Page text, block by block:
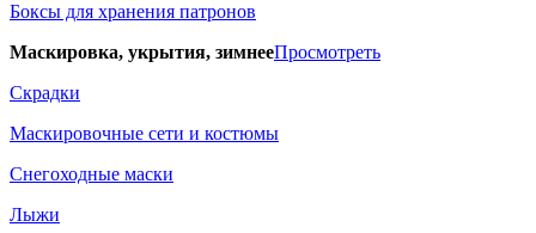
Боксы для хранения патронов
Маскировка, укрытия, зимнееПросмотреть
Скрадки
Маскировочные сети и костюмы
Снегоходные маски
Лыжи